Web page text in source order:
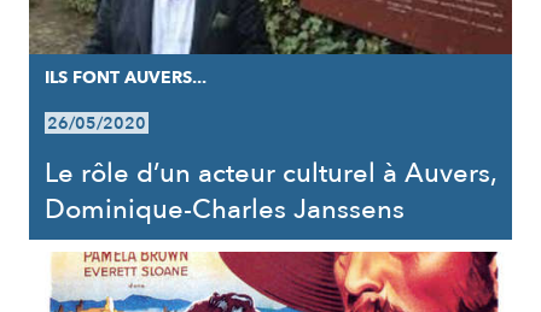
ILS FONT AUVERS...
26/05/2020
Le rôle d’un acteur culturel à Auvers,
Dominique-Charles Janssens